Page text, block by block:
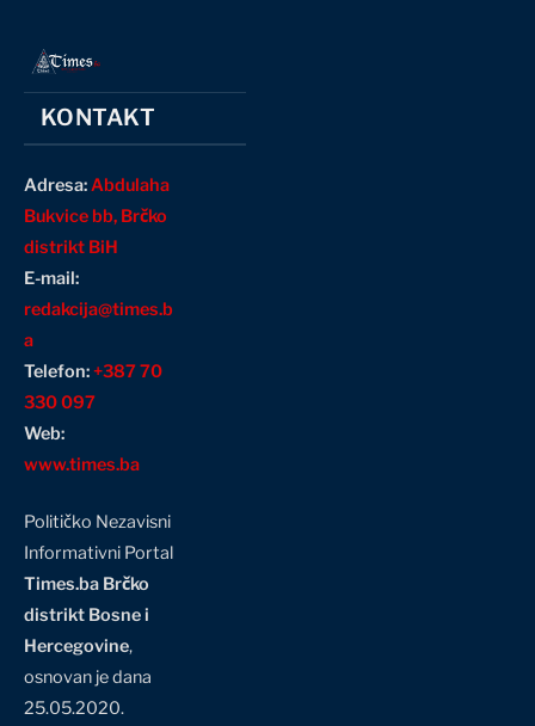
KONTAKT
Adresa: Abdulaha
Bukvice bb, Brčko
distrikt BiH
E-mail:
redakcija@times.b
a
Telefon:+387 70
330 097
Web:
www.times.ba
Političko Nezavisni
Informativni Portal
Times.ba Brčko
distrikt Bosne i
Hercegovine,
osnovan je dana
25.05.2020.